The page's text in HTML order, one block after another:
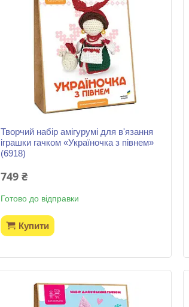
Творчий набір амігурумі для в'язання
іграшки гачком «Україночка з півнем»
(6918)
749 ₴
Готово до відправки
Купити